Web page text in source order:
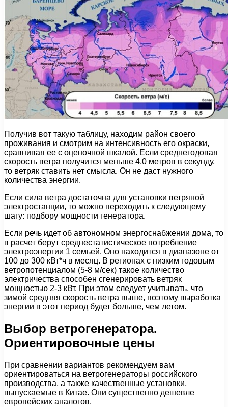
Получив вот такую таблицу, находим район своего
проживания и смотрим на интенсивность его окраски,
сравнивая ее с оценочной шкалой. Если среднегодовая
скорость ветра получится меньше 4,0 метров в секунду,
то ветряк ставить нет смысла. Он не даст нужного
количества энергии.
Если сила ветра достаточна для установки ветряной
электростанции, то можно переходить к следующему
шагу: подбору мощности генератора.
Если речь идет об автономном энергоснабжении дома, то
в расчет берут среднестатистическое потребление
электроэнергии 1 семьей. Оно находится в диапазоне от
100 до 300 кВт*ч в месяц. В регионах с низким годовым
ветропотенциалом (5-8 м/сек) такое количество
электричества способен сгенерировать ветряк
мощностью 2-3 кВт. При этом следует учитывать, что
зимой средняя скорость ветра выше, поэтому выработка
энергии в этот период будет больше, чем летом.
Выбор ветрогенератора.
Ориентировочные цены
При сравнении вариантов рекомендуем вам
ориентироваться на ветрогенераторы российского
производства, а также качественные установки,
выпускаемые в Китае. Они существенно дешевле
европейских аналогов.